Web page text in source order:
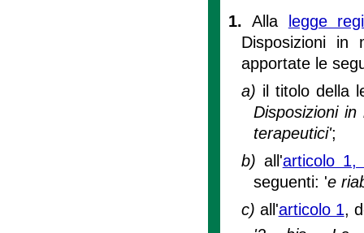
1.Alla
legge
Disposizioni in
apportate le
a) il titolo della
Disposizioni
terapeutici';
b) all'articolo 1,
seguenti: 'e
c) all'articolo 1,